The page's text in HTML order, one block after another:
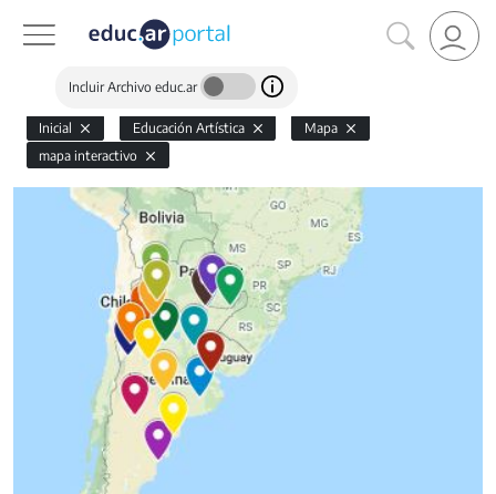
Incluir Archivo educ.ar
Inicial Educación Artística
Mapa
mapa interactivo